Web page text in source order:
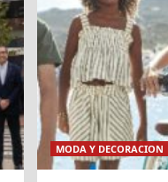
MODA Y DECORACION